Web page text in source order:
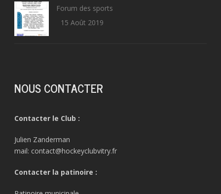
Forum des sports
15 Août 2019
NOUS CONTACTER
Contacter le Club :
Julien Zanderman
mail: contact@hockeyclubvitry.fr
Contacter la patinoire :